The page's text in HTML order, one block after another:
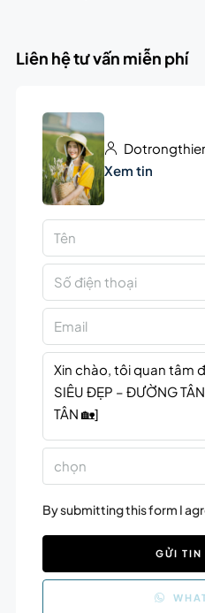
Liên hệ tư vấn miễn phí
Xem tin
chọn
By submitting this form I
GỬI TIN